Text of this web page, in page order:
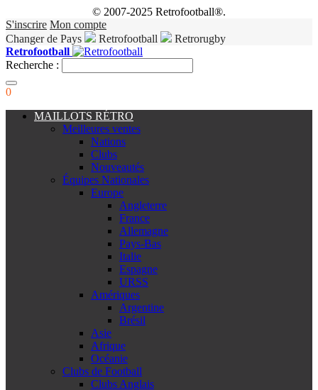
© 2007-2025 Retrofootball®.
S'inscrire Mon compte
Changer de Pays
Retrofootball
Retrorugby
Retrofootball
Recherche :
0
MAILLOTS RÉTRO
Meilleures ventes
Nations
Clubs
Nouveautés
Équipes Nationales
Europe
Angleterre
France
Allemagne
Pays-Bas
Italie
Espagne
URSS
Amériques
Argentine
Brésil
Asie
Afrique
Océanie
Clubs de Football
Clubs Anglais